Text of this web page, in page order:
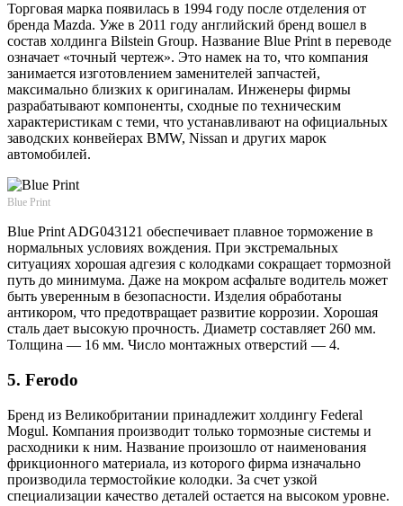
Торговая марка появилась в 1994 году после отделения от
бренда Mazda. Уже в 2011 году английский бренд вошел в
состав холдинга Bilstein Group. Название Blue Print в переводе
означает «точный чертеж». Это намек на то, что компания
занимается изготовлением заменителей запчастей,
максимально близких к оригиналам. Инженеры фирмы
разрабатывают компоненты, сходные по техническим
характеристикам с теми, что устанавливают на официальных
заводских конвейерах BMW, Nissan и других марок
автомобилей.
Blue Print
Blue Print ADG043121 обеспечивает плавное торможение в
нормальных условиях вождения. При экстремальных
ситуациях хорошая адгезия с колодками сокращает тормозной
путь до минимума. Даже на мокром асфальте водитель может
быть уверенным в безопасности. Изделия обработаны
антикором, что предотвращает развитие коррозии. Хорошая
сталь дает высокую прочность. Диаметр составляет 260 мм.
Толщина — 16 мм. Число монтажных отверстий — 4.
5. Ferodo
Бренд из Великобритании принадлежит холдингу Federal
Mogul. Компания производит только тормозные системы и
расходники к ним. Название произошло от наименования
фрикционного материала, из которого фирма изначально
производила термостойкие колодки. За счет узкой
специализации качество деталей остается на высоком уровне.